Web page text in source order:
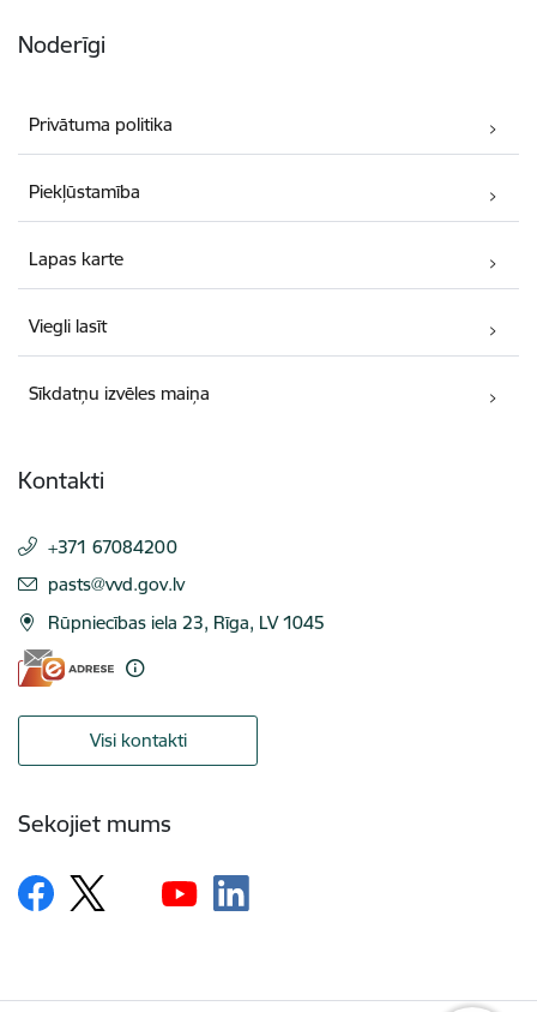
Noderīgi
Privātuma politika
Piekļūstamība
Lapas karte
Viegli lasīt
Sīkdatņu izvēles maiņa
Kontakti
+371 67084200
E-pasts:
pasts@vvd.gov.lv
Rūpniecības iela 23, Rīga, LV 1045
Visi kontakti
Sekojiet mums